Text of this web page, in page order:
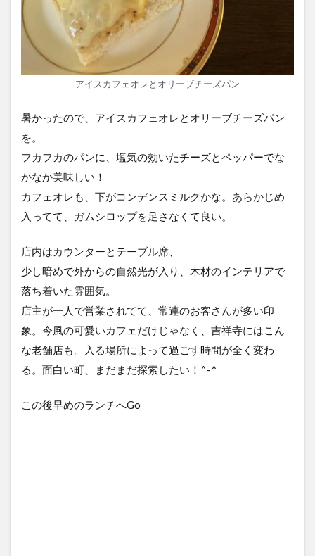
アイスカフェオレとオリーブチーズパン
暑かったので、アイスカフェオレとオリーブチーズパン
を。
フカフカのパンに、塩気の効いたチーズとペッパーでな
かなか美味しい！
カフェオレも、下がコンデンスミルクかな。あらかじめ
入ってて、ガムシロップを足さなくて良い。
店内はカウンターとテーブル席、
少し暗めで外からの自然光が入り、木材のインテリアで
落ち着いた雰囲気。
店主が一人で営業されてて、常連のお客さんが多い印
象。今風の可愛いカフェだけじゃなく、吉祥寺にはこん
な老舗店も。入る場所によって過ごす時間が全く変わ
る。面白い町、まだまだ探索したい！^-^
この後早めのランチへGo